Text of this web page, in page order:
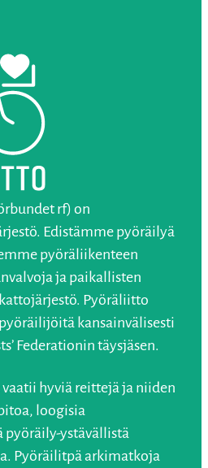
rf) on
Edistämme pyöräilyä
pyöräliikenteen
ja paikallisten
Pyöräliitto
kansainvälisesti
Federationin täysjäsen.
hyviä reittejä ja niiden
loogisia
pyöräily-ystävällistä
Pyöräilitpä arkimatkoja